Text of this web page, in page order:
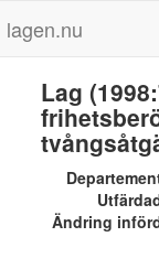
lagen.nu
Lag
Ändring